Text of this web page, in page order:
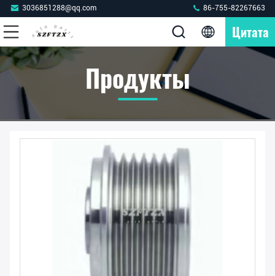
3036851288@qq.com 86-755-82267663
Цитата
Продукты